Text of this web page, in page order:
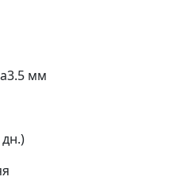
3.5 мм